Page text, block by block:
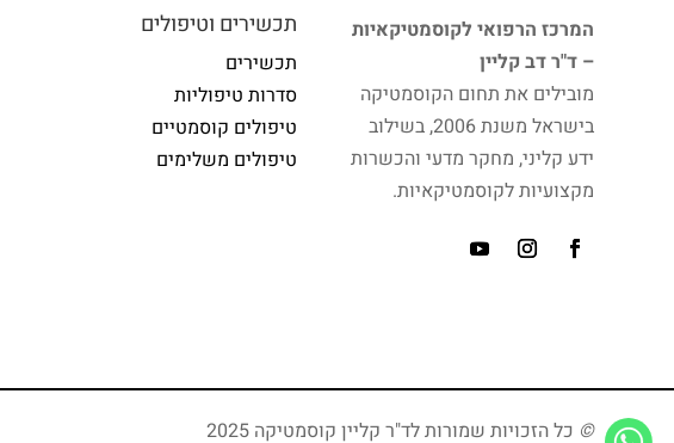
תכשירים וטיפולים
תכשירים
סדרות טיפוליות
טיפולים קוסמטיים
טיפולים משלימים
המרכז הרפואי לקוסמטיקאיות
– ד"ר דב קליין
מובילים את תחום הקוסמטיקה
בישראל משנת 2006, בשילוב
ידע קליני, מחקר מדעי והכשרות
מקצועיות לקוסמטיקאיות.
© כל הזכויות שמורות לד"ר קליין קוסמטיקה 2025